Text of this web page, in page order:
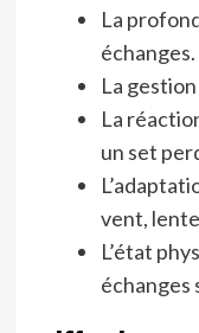
La
échanges.
La
La
un set
vent,
L’état
échanges